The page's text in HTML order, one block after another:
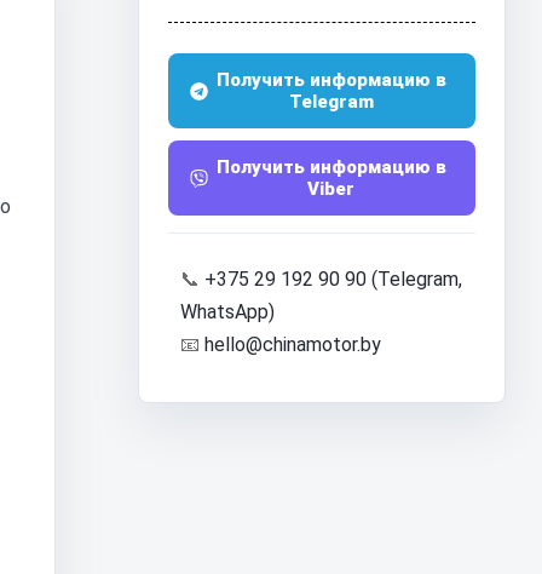
Получить информацию в
Telegram
Получить информацию в
Viber
📞 +375 29 192 90 90 (Telegram,
WhatsApp)
📧 hello@chinamotor.by